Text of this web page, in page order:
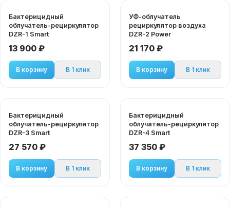
Бактерицидный
облучатель-рециркулятор
DZR-1 Smart
13 900 ₽
В корзину В 1 клик
УФ-облучатель
рециркулятор воздуха
DZR-2 Power
21 170 ₽
В корзину В 1 клик
Бактерицидный
облучатель-рециркулятор
DZR-3 Smart
27 570 ₽
В корзину В 1 клик
Бактерицидный
облучатель-рециркулятор
DZR-4 Smart
37 350 ₽
В корзину В 1 клик